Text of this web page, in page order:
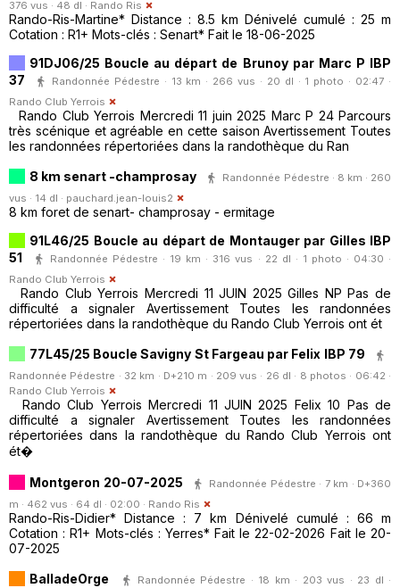
376 vus · 48 dl · Rando Ris
Rando-Ris-Martine* Distance : 8.5 km Dénivelé cumulé : 25 m
Cotation : R1+ Mots-clés : Senart* Fait le 18-06-2025
91DJ06/25 Boucle au départ de Brunoy par Marc P IBP
37
Randonnée Pédestre · 13 km · 266 vus · 20 dl · 1 photo · 02:47 ·
Rando Club Yerrois
Rando Club Yerrois Mercredi 11 juin 2025 Marc P 24 Parcours
très scénique et agréable en cette saison Avertissement Toutes
les randonnées répertoriées dans la randothèque du Ran
8 km senart -champrosay
Randonnée Pédestre · 8 km · 260
vus · 14 dl · pauchard.jean-louis2
8 km foret de senart- champrosay - ermitage
91L46/25 Boucle au départ de Montauger par Gilles IBP
51
Randonnée Pédestre · 19 km · 316 vus · 22 dl · 1 photo · 04:30 ·
Rando Club Yerrois
Rando Club Yerrois Mercredi 11 JUIN 2025 Gilles NP Pas de
difficulté a signaler Avertissement Toutes les randonnées
répertoriées dans la randothèque du Rando Club Yerrois ont ét
77L45/25 Boucle Savigny St Fargeau par Felix IBP 79
Randonnée Pédestre · 32 km · D+210 m · 209 vus · 26 dl · 8 photos · 06:42 ·
Rando Club Yerrois
Rando Club Yerrois Mercredi 11 JUIN 2025 Felix 10 Pas de
difficulté a signaler Avertissement Toutes les randonnées
répertoriées dans la randothèque du Rando Club Yerrois ont
ét�
Montgeron 20-07-2025
Randonnée Pédestre · 7 km · D+360
m · 462 vus · 64 dl · 02:00 · Rando Ris
Rando-Ris-Didier* Distance : 7 km Dénivelé cumulé : 66 m
Cotation : R1+ Mots-clés : Yerres* Fait le 22-02-2026 Fait le 20-
07-2025
BalladeOrge
Randonnée Pédestre · 18 km · 203 vus · 23 dl ·